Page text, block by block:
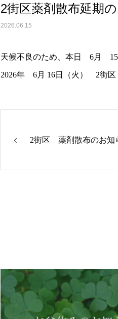
2街区薬剤散布延期
2026.06.15
天候不良のため、本日 6月
2026年 6月 16日（火） 2街
2街区 薬剤散布のお